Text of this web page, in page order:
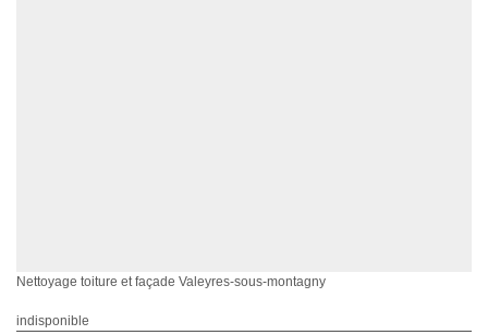
Nettoyage toiture et façade Valeyres-sous-montagny
indisponible